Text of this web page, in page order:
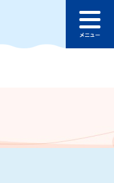
へ
ュ